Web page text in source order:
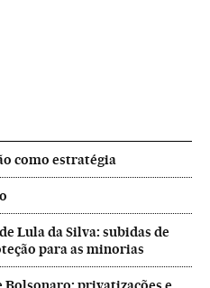
como estratégia
Lula da Silva: subidas de
para as minorias